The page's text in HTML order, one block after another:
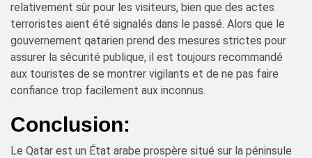
relativement sûr pour les visiteurs, bien que des actes
terroristes aient été signalés dans le passé. Alors que le
gouvernement qatarien prend des mesures strictes pour
assurer la sécurité publique, il est toujours recommandé
aux touristes de se montrer vigilants et de ne pas faire
confiance trop facilement aux inconnus.
Conclusion:
Le Qatar est un État arabe prospère situé sur la péninsule